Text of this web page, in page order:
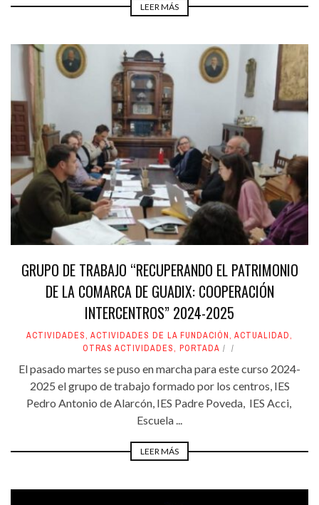
LEER MÁS
GRUPO DE TRABAJO “RECUPERANDO EL PATRIMONIO
DE LA COMARCA DE GUADIX: COOPERACIÓN
INTERCENTROS” 2024-2025
ACTIVIDADES, ACTIVIDADES DE LA FUNDACIÓN, ACTUALIDAD,
OTRAS ACTIVIDADES, PORTADA
El pasado martes se puso en marcha para este curso 2024-
2025 el grupo de trabajo formado por los centros, IES
Pedro Antonio de Alarcón, IES Padre Poveda, IES Acci,
Escuela ...
LEER MÁS